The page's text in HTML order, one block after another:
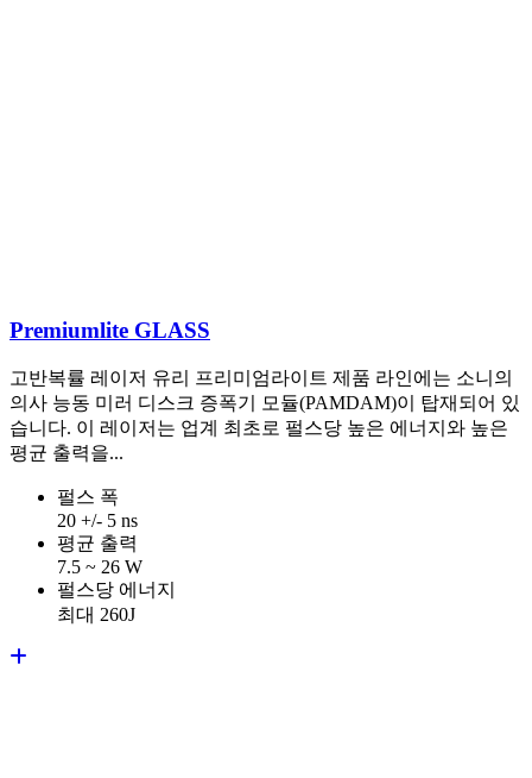
Premiumlite GLASS
고반복률 레이저 유리 프리미엄라이트 제품 라인에는 소니의
의사 능동 미러 디스크 증폭기 모듈(PAMDAM)이 탑재되어 있
습니다. 이 레이저는 업계 최초로 펄스당 높은 에너지와 높은
평균 출력을...
펄스 폭
20 +/- 5 ns
평균 출력
7.5 ~ 26 W
펄스당 에너지
최대 260J